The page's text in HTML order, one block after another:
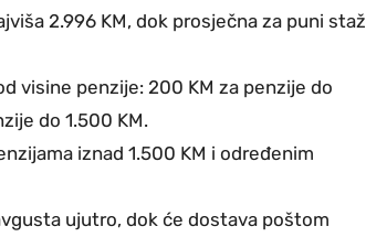
2.996 KM, dok prosječna za puni staž
visine penzije: 200 KM za penzije do
do 1.500 KM.
iznad 1.500 KM i određenim
ujutro, dok će dostava poštom